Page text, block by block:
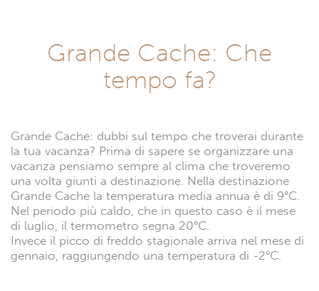
Grande Cache: Che
tempo fa?
Grande Cache: dubbi sul tempo che troverai durante
la tua vacanza? Prima di sapere se organizzare una
vacanza pensiamo sempre al clima che troveremo
una volta giunti a destinazione. Nella destinazione
Grande Cache la temperatura media annua è di 9°C.
Nel periodo più caldo, che in questo caso è il mese
di luglio, il termometro segna 20°C.
Invece il picco di freddo stagionale arriva nel mese di
gennaio, raggiungendo una temperatura di -2°C.